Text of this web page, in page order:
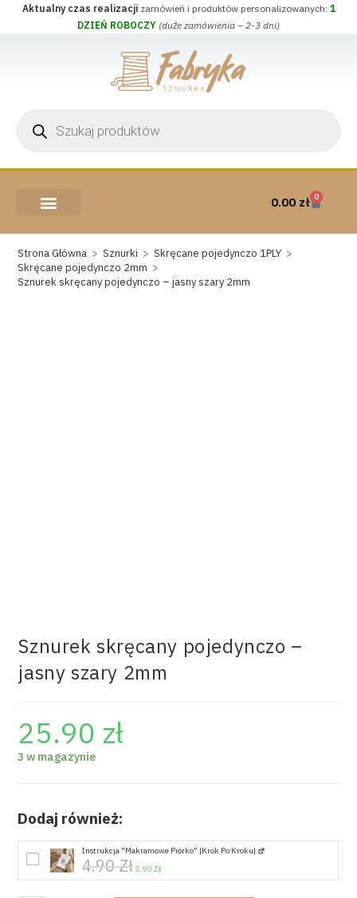
Aktualny czas realizacjizamówień i produktów personalizowanych: 1
DZIEŃ ROBOCZY (duże zamówienia – 2-3 dni)
0.00 zł 0
Strona Główna > Sznurki > Skręcane pojedynczo 1PLY >
Skręcane pojedynczo 2mm >
Sznurek skręcany pojedynczo – jasny szary 2mm
Sznurek skręcany pojedynczo –
jasny szary 2mm
25.90 zł
3 w magazynie
Dodaj również:
Instrukcja "Makramowe Piórko" |krok Po Kroku|
4.90Zł3.90 Zł